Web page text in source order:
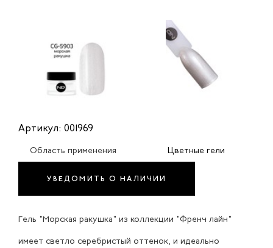
Артикул: 001969
Область применения Цветные гели
УВЕДОМИТЬ О НАЛИЧИИ
Гель "Морская ракушка" из коллекции "Френч лайн"
имеет светло серебристый оттенок, и идеально